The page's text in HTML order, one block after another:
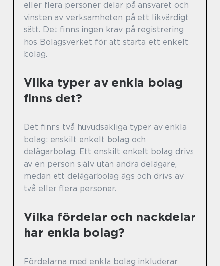
eller flera personer delar på ansvaret och
vinsten av verksamheten på ett likvärdigt
sätt. Det finns ingen krav på registrering
hos Bolagsverket för att starta ett enkelt
bolag.
Vilka typer av enkla bolag
finns det?
Det finns två huvudsakliga typer av enkla
bolag: enskilt enkelt bolag och
delägarbolag. Ett enskilt enkelt bolag drivs
av en person själv utan andra delägare,
medan ett delägarbolag ägs och drivs av
två eller flera personer.
Vilka fördelar och nackdelar
har enkla bolag?
Fördelarna med enkla bolag inkluderar